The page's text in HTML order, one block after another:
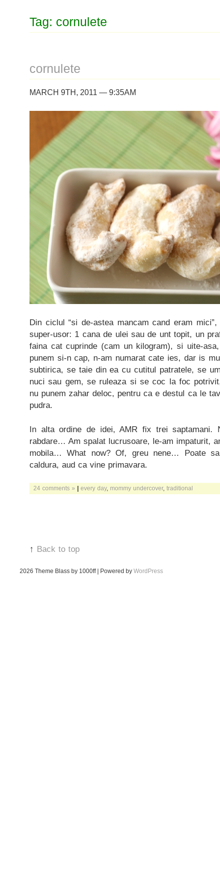
Tag: cornulete
cornulete
MARCH 9TH, 2011 — 9:35AM
Din ciclul “si de-astea mancam cand eram
super-usor: 1 cana de ulei sau de unt topit, un
faina cat cuprinde (cam un kilogram), si uite-
punem si-n cap, n-am numarat cate ies, dar is
subtirica, se taie din ea cu cutitul patratele, se
nuci sau gem, se ruleaza si se coc la foc
nu punem zahar deloc, pentru ca e destul ca le
pudra.
In alta ordine de idei, AMR fix trei saptamani.
rabdare… Am spalat lucrusoare, le-am impaturit,
mobila… What now? Of, greu nene… Poate
caldura, aud ca vine primavara.
24 comments » | every day, mommy undercover, traditional
↑ Back to top
2026 Theme Blass by 1000ff | Powered by WordPress